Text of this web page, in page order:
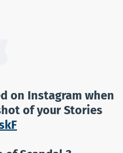
on Instagram when
of your Stories